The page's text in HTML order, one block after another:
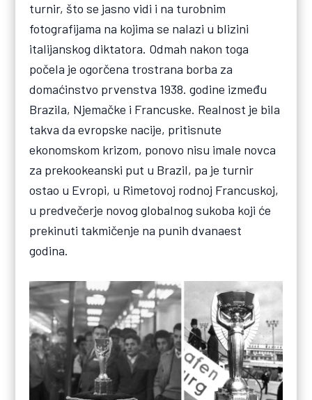
turnir, što se jasno vidi i na turobnim
fotografijama na kojima se nalazi u blizini
italijanskog diktatora. Odmah nakon toga
počela je ogorčena trostrana borba za
domaćinstvo prvenstva 1938. godine između
Brazila, Njemačke i Francuske. Realnost je bila
takva da evropske nacije, pritisnute
ekonomskom krizom, ponovo nisu imale novca
za prekookeanski put u Brazil, pa je turnir
ostao u Evropi, u Rimetovoj rodnoj Francuskoj,
u predvečerje novog globalnog sukoba koji će
prekinuti takmičenje na punih dvanaest
godina.